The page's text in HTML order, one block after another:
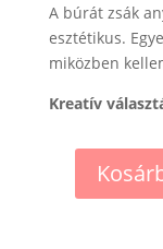
A búrát zsák
esztétikus.
miközben
Kreatív
Tikihead